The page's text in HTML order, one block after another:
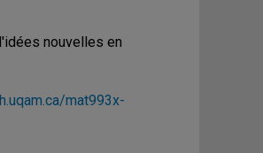
nouvelles en
mat993x-